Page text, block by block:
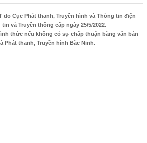
do Cục Phát thanh, Truyền hình và Thông tin điện
và Truyền thông cấp ngày 25/5/2022.
thức nếu không có sự chấp thuận bằng văn bản
Phát thanh, Truyền hình Bắc Ninh.